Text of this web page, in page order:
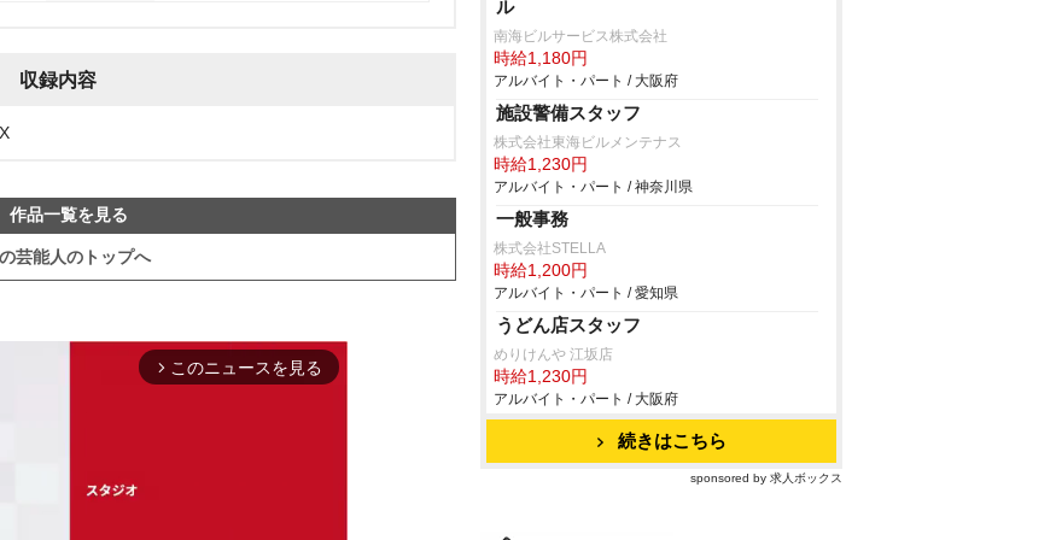
収録内容
作品一覧を見る
芸能人のトップへ
arrow_forward_ios このニュースを見る
ル
南海ビルサービス株式会社
時給1,180円
アルバイト・パート / 大阪府
施設警備スタッフ
株式会社東海ビルメンテナス
時給1,230円
アルバイト・パート / 神奈川県
一般事務
株式会社STELLA
時給1,200円
アルバイト・パート / 愛知県
うどん店スタッフ
めりけんや 江坂店
時給1,230円
アルバイト・パート / 大阪府
続きはこちら
sponsored by 求人ボックス